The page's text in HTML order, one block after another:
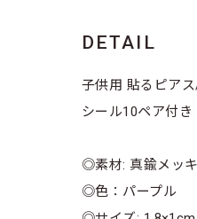
DETAIL
子供用 貼るピア
シール10ペア付き
◎素材: 真鍮メッキ
◎色：パープル